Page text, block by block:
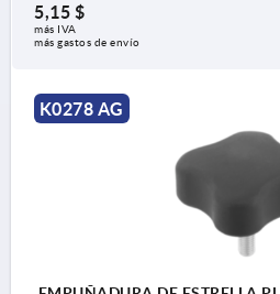
5,15 $
más IVA
más gastos de envío
K0278 AG